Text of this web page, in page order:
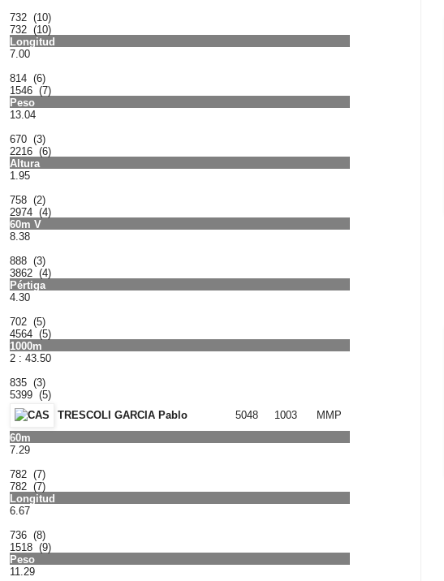
732 (10)
732 (10)
Longitud
7.00
814 (6)
1546 (7)
Peso
13.04
670 (3)
2216 (6)
Altura
1.95
758 (2)
2974 (4)
60m V
8.38
888 (3)
3862 (4)
Pértiga
4.30
702 (5)
4564 (5)
1000m
2 : 43.50
835 (3)
5399 (5)
TRESCOLI GARCIA Pablo 5048 1003
MMP
60m
7.29
782 (7)
782 (7)
Longitud
6.67
736 (8)
1518 (9)
Peso
11.29